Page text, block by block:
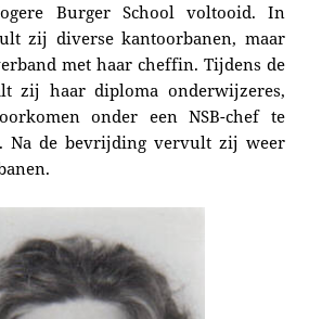
Burger School voltooid. In
zij diverse kantoorbanen, maar
met haar cheffin. Tijdens de
zij haar diploma onderwijzeres,
onder een NSB-chef te
Na de bevrijding vervult zij weer